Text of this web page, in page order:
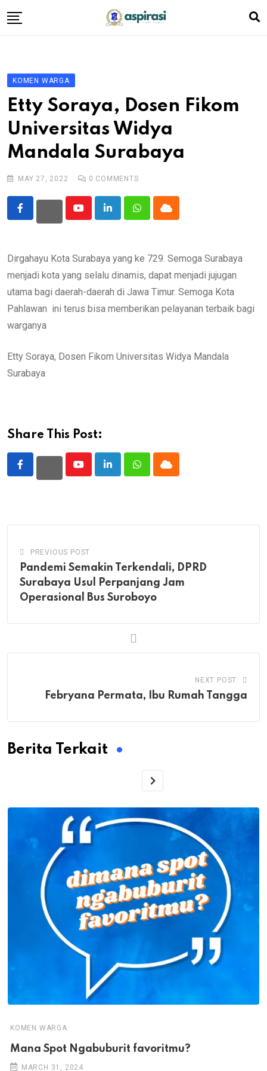
to
Berita
Komen Warga
Podcast
Tentang Kami
KOMEN WARGA
Etty Soraya, Dosen Fikom
Universitas Widya
Mandala Surabaya
MAY 27, 2022 0 COMMENTS
YoutubeLinkedInWhatsappCloud
Dirgahayu Kota Surabaya yang ke 729. Semoga Surabaya
menjadi kota yang selalu dinamis, dapat menjadi jujugan
utama bagi daerah-daerah di Jawa Timur. Semoga Kota
Pahlawan ini terus bisa memberikan pelayanan terbaik bagi
warganya
Etty Soraya, Dosen Fikom Universitas Widya Mandala
Surabaya
Share This Post:
YoutubeLinkedInWhatsappCloud
PREVIOUS POST
Pandemi Semakin Terkendali, DPRD
Surabaya Usul Perpanjang Jam
Operasional Bus Suroboyo
NEXT POST
Febryana Permata, Ibu Rumah Tangga
Berita Terkait
KOMEN WARGA
Mana Spot Ngabuburit favoritmu?
MARCH 31, 2024